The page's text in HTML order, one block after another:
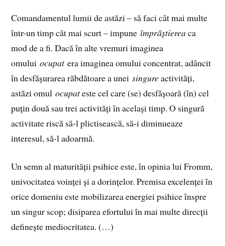
Comandamentul lumii de astăzi – să faci cât mai multe
într-un timp cât mai scurt – impune împrăștiereaca
mod de a fi. Dacă în alte vremuri imaginea
omuluiocupatera imaginea omului concentrat, adâncit
în desfășurarea răbdătoare a uneisingureactivități,
astăzi omulocupateste cel care (se) desfășoară (în) cel
puțin două sau trei activități în același timp. O singură
activitate riscă să-l plictisească, să-i diminueaze
interesul, să-l adoarmă.
Un semn al maturității psihice este, în opinia lui Fromm,
univocitatea voinței și a dorințelor. Premisa excelenței în
orice domeniu este mobilizarea energiei psihice înspre
un singur scop; disiparea efortului în mai multe direcții
definește mediocritatea. (…)